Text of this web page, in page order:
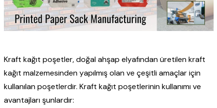
Kraft kağıt poşetler, doğal ahşap elyafından üretilen kraft
kağıt malzemesinden yapılmış olan ve çeşitli amaçlar için
kullanılan poşetlerdir. Kraft kağıt poşetlerinin kullanımı ve
avantajları şunlardır: